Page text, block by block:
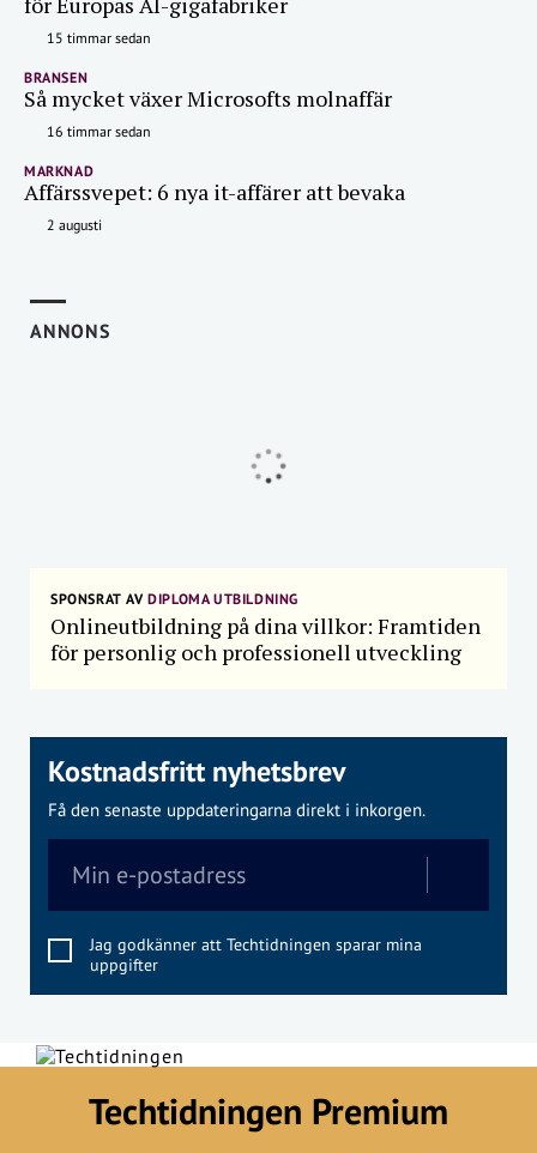
15 timmar sedan
BRANSEN
Så mycket växer Microsofts molnaffär
16 timmar sedan
MARKNAD
Affärssvepet: 6 nya it-affärer att bevaka
2 augusti
ANNONS
SPONSRAT AVDIPLOMA UTBILDNING
Onlineutbildning på dina villkor: Framtiden
för personlig och professionell utveckling
Kostnadsfritt nyhetsbrev
Få den senaste uppdateringarna direkt i inkorgen.
Jag godkänner att Techtidningen sparar mina
uppgifter
Techtidningen Premium